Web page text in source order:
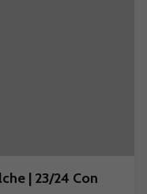
| 23/24 Con